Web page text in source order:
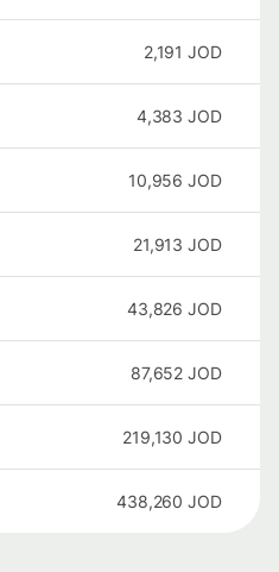
2,191 JOD
4,383 JOD
10,956 JOD
21,913 JOD
43,826 JOD
87,652 JOD
219,130 JOD
438,260 JOD